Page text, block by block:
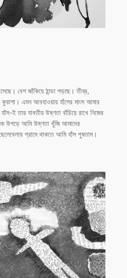
বেশ জাঁকিয়ে ঠান্ডা পড়ছে। তীব্র,
কুয়াশা। এমন আবহাওয়ায় হাঁসের মাংস আমার
ই তার যাবতীয় উষ্ণতা বাঁচিয়ে রাখে নিজের
উপড়ে আমি উষ্ণতা খুঁজি আমাদের
গ্রামে থাকতে আমি হাঁস পুষতাম।